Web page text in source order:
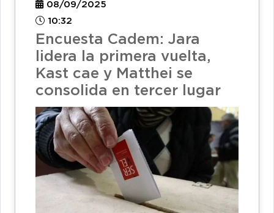
08/09/2025
10:32
Encuesta Cadem: Jara
lidera la primera vuelta,
Kast cae y Matthei se
consolida en tercer lugar